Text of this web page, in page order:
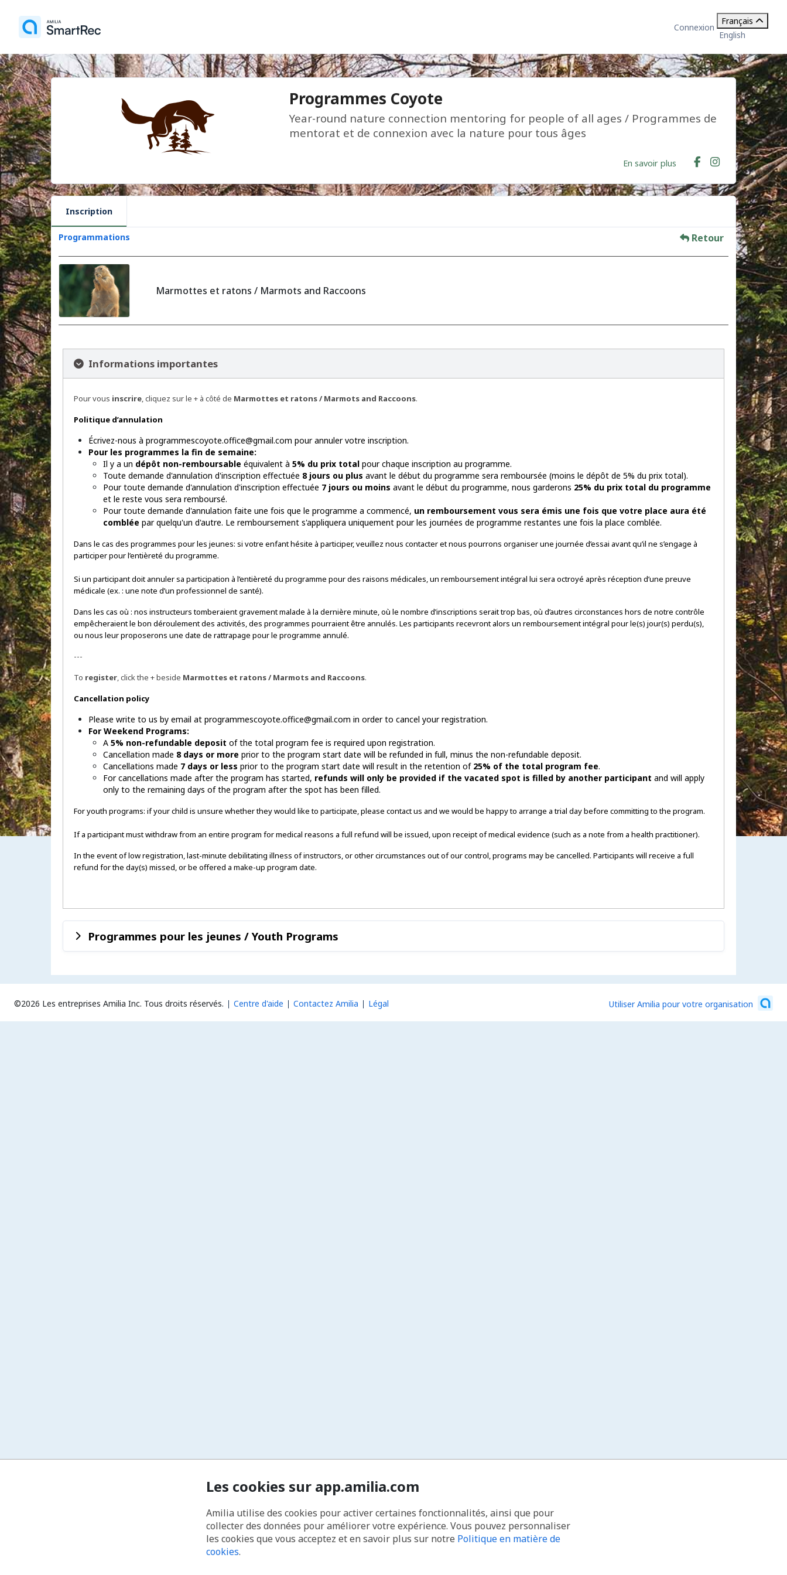
Connexion
Français
English
Programmes Coyote
Year-round nature connection mentoring for people of all ages / Programmes de
mentorat et de connexion avec la nature pour tous âges
En savoir plus
Inscription
Programmations Retour
Marmottes et ratons / Marmots and Raccoons
Informations importantes
Pour vous inscrire, cliquez sur le + à côté de Marmottes et ratons / Marmots and Raccoons.
Politique d’annulation
Écrivez-nous à programmescoyote.office@gmail.com pour annuler votre inscription.
Pour les programmes la fin de semaine:
Il y a un dépôt non-remboursable équivalent à 5% du prix total pour chaque inscription au programme.
Toute demande d'annulation d'inscription effectuée 8 jours ou plus avant le début du programme sera remboursée (moins le dépôt de 5% du prix total).
Pour toute demande d'annulation d'inscription effectuée 7 jours ou moins avant le début du programme, nous garderons 25% du prix total du programme
et le reste vous sera remboursé.
Pour toute demande d'annulation faite une fois que le programme a commencé, un remboursement vous sera émis une fois que votre place aura été
comblée par quelqu'un d'autre. Le remboursement s'appliquera uniquement pour les journées de programme restantes une fois la place comblée.
Dans le cas des programmes pour les jeunes: si votre enfant hésite à participer, veuillez nous contacter et nous pourrons organiser une journée d’essai avant qu’il ne s’engage à
participer pour l’entièreté du programme.
Si un participant doit annuler sa participation à l’entièreté du programme pour des raisons médicales, un remboursement intégral lui sera octroyé après réception d’une preuve
médicale (ex. : une note d’un professionnel de santé).
Dans les cas où : nos instructeurs tomberaient gravement malade à la dernière minute, où le nombre d’inscriptions serait trop bas, où d’autres circonstances hors de notre contrôle
empêcheraient le bon déroulement des activités, des programmes pourraient être annulés. Les participants recevront alors un remboursement intégral pour le(s) jour(s) perdu(s),
ou nous leur proposerons une date de rattrapage pour le programme annulé.
---
To register, click the + beside Marmottes et ratons / Marmots and Raccoons.
Cancellation policy
Please write to us by email at programmescoyote.office@gmail.com in order to cancel your registration.
For Weekend Programs:
A 5% non-refundable deposit of the total program fee is required upon registration.
Cancellation made 8 days or more prior to the program start date will be refunded in full, minus the non-refundable deposit.
Cancellations made 7 days or less prior to the program start date will result in the retention of 25% of the total program fee.
For cancellations made after the program has started, refunds will only be provided if the vacated spot is filled by another participant and will apply
only to the remaining days of the program after the spot has been filled.
For youth programs: if your child is unsure whether they would like to participate, please contact us and we would be happy to arrange a trial day before committing to the program.
If a participant must withdraw from an entire program for medical reasons a full refund will be issued, upon receipt of medical evidence (such as a note from a health practitioner).
In the event of low registration, last-minute debilitating illness of instructors, or other circumstances out of our control, programs may be cancelled. Participants will receive a full
refund for the day(s) missed, or be offered a make-up program date.
Programmes pour les jeunes / Youth Programs
©2026 Les entreprises Amilia Inc. Tous droits réservés. Centre d'aide Contactez Amilia Légal Utiliser Amilia pour votre organisation
Les cookies sur app.amilia.com
Amilia utilise des cookies pour activer certaines fonctionnalités, ainsi que pour
collecter des données pour améliorer votre expérience. Vous pouvez personnaliser
les cookies que vous acceptez et en savoir plus sur notre Politique en matière de
cookies.